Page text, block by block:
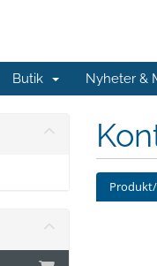
Butik Nyheter &